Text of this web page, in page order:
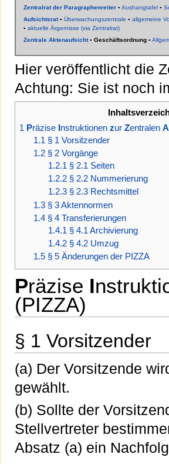
Zentralrat der Paragraphenreiter▪ Aushangtafel▪
Aufsichtsrat▪ Überwachungszentrale ▪ allgemeine
▪ aktuelle Ärgernisse (via Zentralrat)
Zentrale Aktenaufsicht▪ Geschäftsordnung▪
Hier veröffentlicht die
Achtung: Sie ist noch
1 Präzise Instruktionen zur Zentralen A
1.1 § 1 Vorsitzender
1.2 § 2 Vorgänge
1.2.1 § 2.1 Seiten
1.2.2 § 2.2 Nummerierung
1.2.3 § 2.3 Rechtsmittel
1.3 § 3 Aktennormen
1.4 § 4 Transferierungen
1.4.1 § 4.1 Archivierung
1.4.2 § 4.2 Umzug
1.5 § 5 Änderungen der PIZZA
Präzise I
(PIZZA)
§ 1 Vorsitzender
(a) Der Vorsitzende
gewählt.
(b) Sollte der
Stellvertreter
Absatz (a) ein